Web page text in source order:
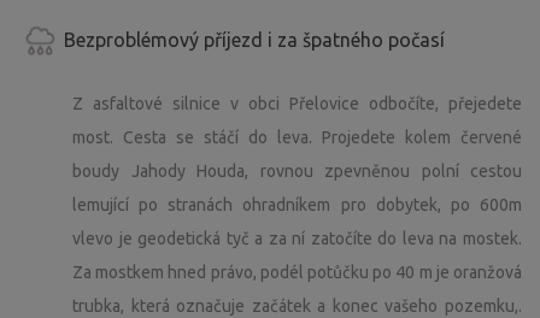
Bezproblémový příjezd i za špatného počasí
Z asfaltové silnice v obci Přelovice odbočíte, přejedete
most. Cesta se stáčí do leva. Projedete kolem červené
boudy Jahody Houda, rovnou zpevněnou polní cestou
lemující po stranách ohradníkem pro dobytek, po 600m
vlevo je geodetická tyč a za ní zatočíte do leva na mostek.
Za mostkem hned právo, podél potůčku po 40 m je oranžová
trubka, která označuje začátek a konec vašeho pozemku,.